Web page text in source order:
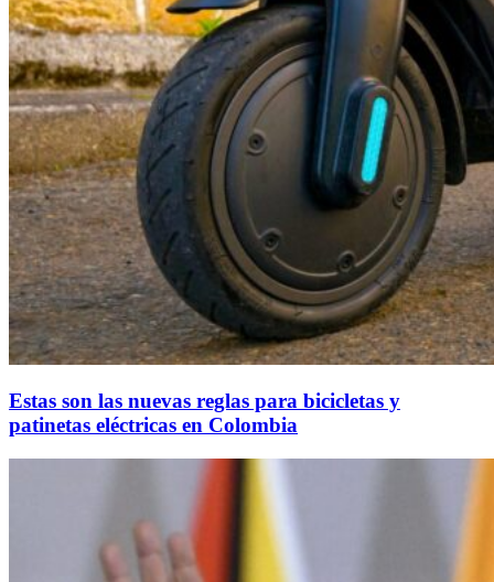
Estas son las nuevas reglas para bicicletas y
patinetas eléctricas en Colombia